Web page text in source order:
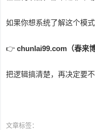
如果你想系统了解这个模
👉chunlai99.com（春来博
把逻辑搞清楚，再决定要
文章标签：